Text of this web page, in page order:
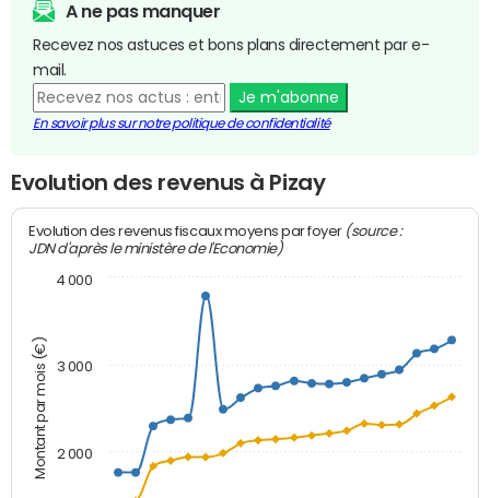
A ne pas manquer
Recevez nos astuces et bons plans directement par e-
mail.
Je m'abonne
En savoir plus sur notre politique de confidentialité
Evolution des revenus à Pizay
Montant par mois (€)
Evolution des revenus fiscaux moyens par foyer (source :
JDN d'après le ministère de l'Economie)
2 000
3 000
4 000